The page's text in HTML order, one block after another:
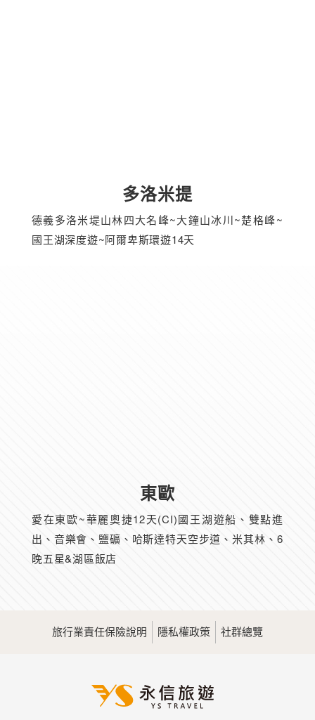
多洛米提
德義多洛米堤山林四大名峰~大鐘山冰川~楚格峰~
國王湖深度遊~阿爾卑斯環遊14天
東歐
愛在東歐~華麗奧捷12天(CI)國王湖遊船、雙點進
出、音樂會、鹽礦、哈斯達特天空步道、米其林、6
晚五星&湖區飯店
旅行業責任保險說明 隱私權政策 社群總覽